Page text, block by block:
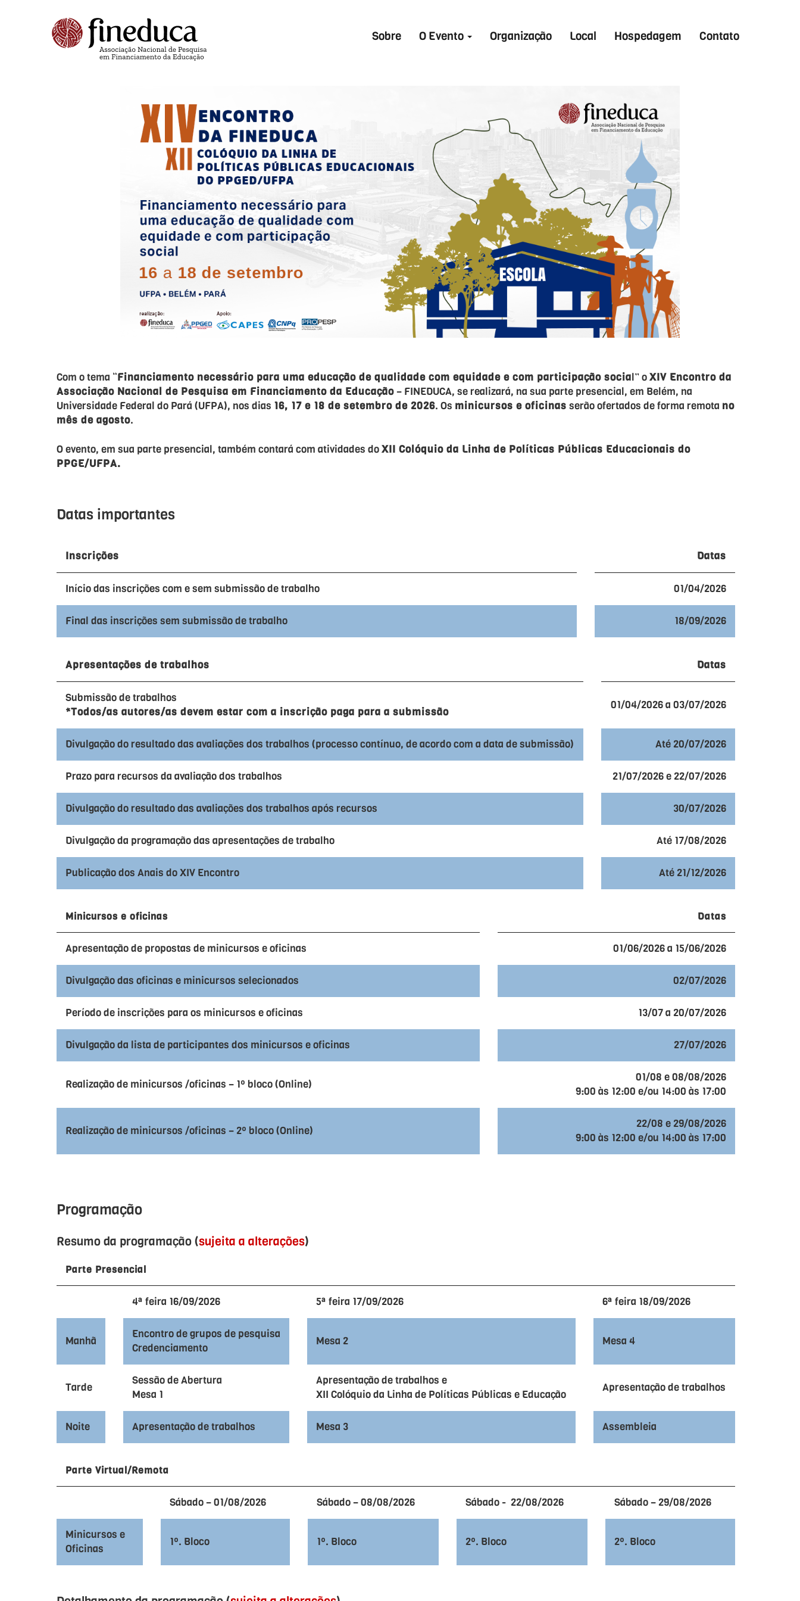
Sobre O Evento Organização Local Hospedagem Contato
Encontro Fineduca 2026
Com o tema “Financiamento necessário para uma educação de qualidade com equidade e com participação social” oXIV Encontro da
Associação Nacional de Pesquisa em Financiamento da Educação– FINEDUCA, se realizará, na sua parte presencial, em Belém, na
Universidade Federal do Pará (UFPA), nos dias 16, 17 e 18 de setembro de 2026. Os minicursos e oficinas serão ofertados de forma remota no
mês de agosto.
O evento, em sua parte presencial, também contará com atividades doXII Colóquio da Linha de Políticas Públicas Educacionais do
PPGE/UFPA.
Datas importantes
Inscrições Datas
Início das inscrições com e sem submissão de trabalho 01/04/2026
Final das inscrições sem submissão de trabalho 18/09/2026
Apresentações de trabalhos Datas
Submissão de trabalhos
*Todos/as autores/as devem estar com a inscrição paga para a submissão
01/04/2026 a 03/07/2026
Divulgação do resultado das avaliações dos trabalhos (processo contínuo, de acordo com a data de submissão) Até 20/07/2026
Prazo para recursos da avaliação dos trabalhos 21/07/2026 e 22/07/2026
Divulgação do resultado das avaliações dos trabalhos após recursos 30/07/2026
Divulgação da programação das apresentações de trabalho Até 17/08/2026
Publicação dos Anais do XIV Encontro Até 21/12/2026
Minicursos e oficinas Datas
Apresentação de propostas de minicursos e oficinas 01/06/2026 a 15/06/2026
Divulgação das oficinas e minicursos selecionados 02/07/2026
Período de inscrições para os minicursos e oficinas 13/07 a 20/07/2026
Divulgação da lista de participantes dos minicursos e oficinas 27/07/2026
Realização de minicursos /oficinas – 1º bloco (Online)
01/08 e 08/08/2026
9:00 às 12:00 e/ou 14:00 às 17:00
Realização de minicursos /oficinas – 2º bloco (Online)
22/08 e 29/08/2026
9:00 às 12:00 e/ou 14:00 às 17:00
Programação
Resumo da programação (sujeita a alterações)
Parte Presencial
4ª feira 16/09/2026 5ª feira 17/09/2026 6ª feira 18/09/2026
Manhã
Encontro de grupos de pesquisa
Credenciamento
Mesa 2 Mesa 4
Tarde
Sessão de Abertura
Mesa 1
Apresentação de trabalhos e
XII Colóquio da Linha de Políticas Públicas e Educação
Apresentação de trabalhos
Noite Apresentação de trabalhos Mesa 3 Assembleia
Parte Virtual/Remota
Sábado – 01/08/2026 Sábado – 08/08/2026 Sábado - 22/08/2026 Sábado – 29/08/2026
Minicursos e
Oficinas
1º. Bloco 1º. Bloco 2º. Bloco 2º. Bloco